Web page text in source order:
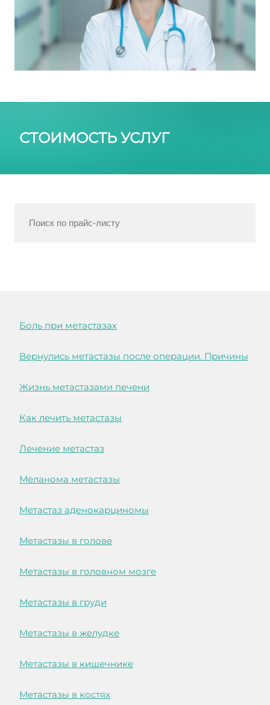
СТОИМОСТЬ УСЛУГ
Боль при метастазах
Вернулись метастазы после операции. Причины
Жизнь метастазами печени
Как лечить метастазы
Лечение метастаз
Меланома метастазы
Метастаз аденокарциномы
Метастазы в голове
Метастазы в головном мозге
Метастазы в груди
Метастазы в желудке
Метастазы в кишечнике
Метастазы в костях